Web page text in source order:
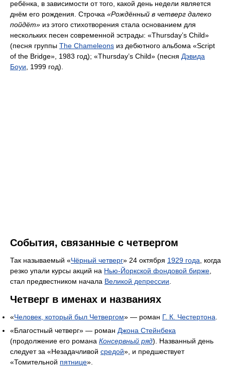
ребёнка, в зависимости от того, какой день недели является
днём его рождения. Строчка «Рождённый в четверг далеко
пойдёт» из этого стихотворения стала основанием для
нескольких песен современной эстрады: «Thursday’s Child»
(песня группы The Chameleons из дебютного альбома «Script
of the Bridge», 1983 год); «Thursday’s Child» (песня Дэвида
Боуи , 1999 год).
События, связанные с четвергом
Так называемый «Чёрный четверг» 24 октября 1929 года , когда
резко упали курсы акций на Нью-Йоркской фондовой бирже
стал предвестником начала Великой депрессии
Четверг в именах и названиях
«Человек, который был Четвергом» — роман Г. К. Честертона
«Благостный четверг» — роман Джона Стейнбека
(продолжение его романа Консервный ряд). Названный день
следует за «Незадачливой средой», и предшествует
«Томительной пятнице».